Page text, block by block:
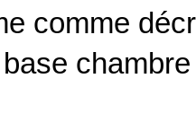
comme